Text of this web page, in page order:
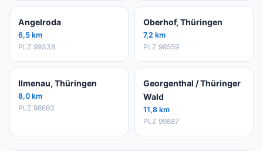
Angelroda
6,5 km
PLZ 99338
Oberhof, Thüringen
7,2 km
PLZ 98559
Ilmenau, Thüringen
8,0 km
PLZ 98693
Georgenthal / Thüringer
Wald
11,8 km
PLZ 99887